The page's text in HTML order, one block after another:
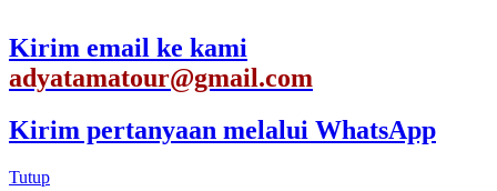
Kirim email ke kami
adyatamatour@gmail.com
Kirim pertanyaan melalui WhatsApp
Tutup